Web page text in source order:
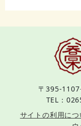
〒395-1107
TEL：
サイトの利用につ